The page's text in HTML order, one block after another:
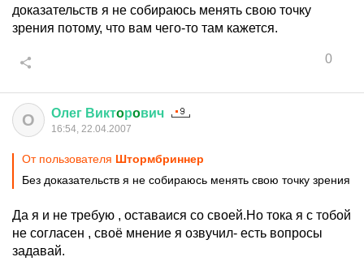
доказательств я не собираюсь менять свою точку
зрения потому, что вам чего-то там кажется.
0
О Олег Виктoрoвич
16:54, 22.04.2007
От пользователя Штормбриннер
Без доказательств я не собираюсь менять свою точку зрения
Да я и не требую , оставаися со своей.Но тока я с тобой
не согласен , своё мнение я озвучил- есть вопросы
задавай.